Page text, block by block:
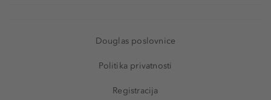
Douglas poslovnice
Politika privatnosti
Registracija